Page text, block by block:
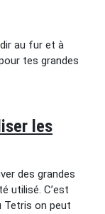
au fur et à
tes grandes
les
des grandes
utilisé. C’est
Tetris on peut